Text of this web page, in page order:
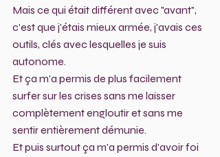
Mais ce qui était différent avec "avant",
c'est que j'étais mieux armée, j'avais ces
outils, clés avec lesquelles je suis
autonome.
Et ça m'a permis de plus facilement
surfer sur les crises sans me laisser
complètement engloutir et sans me
sentir entièrement démunie.
Et puis surtout ça m'a permis d'avoir foi